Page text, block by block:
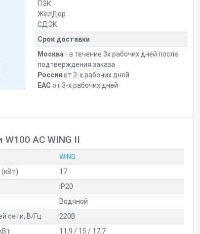
ПЭК
ЖелДор
СДЭК
Срок доставки
Москва - в течение 3х рабочих дней после
подтверждения заказа
Россия от 2-х рабочих дней
ЕАС от 3-х рабочих дней
W100 AC WING II
WING
17
IP20
Водяной
сети, В/Гц
220В
11,9 / 15 / 17,7